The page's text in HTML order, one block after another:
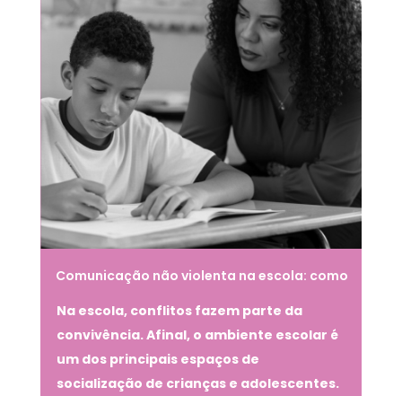
Comunicação não violenta na escola: como
Na escola, conflitos fazem parte da
convivência. Afinal, o ambiente escolar é
um dos principais espaços de
socialização de crianças e adolescentes.